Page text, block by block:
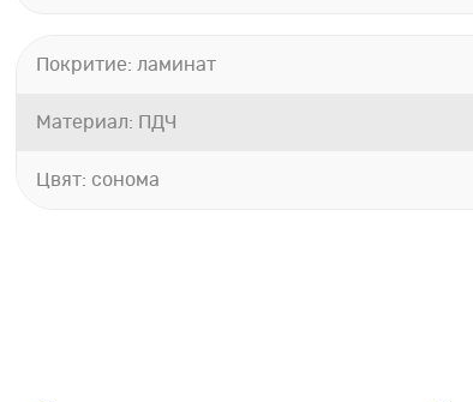
Покритие: ламинат
Материал: ПДЧ
Цвят: сонома